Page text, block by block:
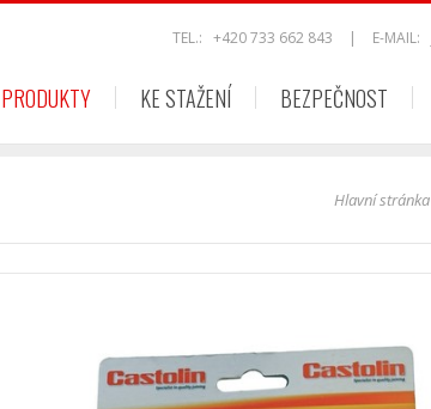
TEL.:+420 733 662 843 | E-MAIL:
PRODUKTY KE STAŽENÍ BEZPEČNOST
Hlavní stránka